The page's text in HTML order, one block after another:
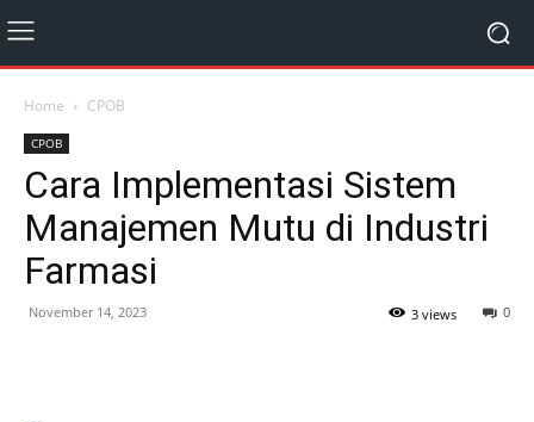
Home CPOB
CPOB
Cara Implementasi Sistem
Manajemen Mutu di Industri
Farmasi
November 14, 2023 0
3 views